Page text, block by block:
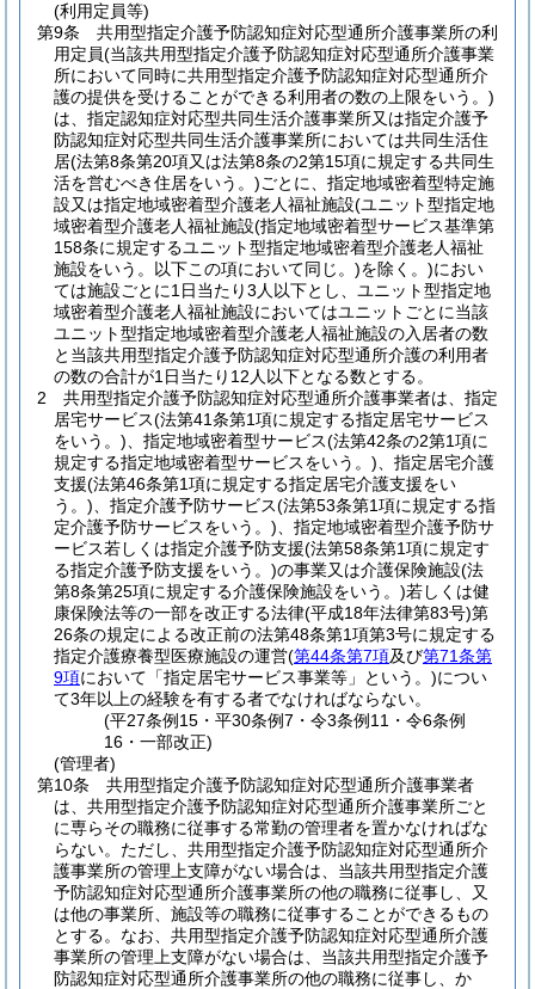
(利用定員等)
第9条
共用型指定介護予防認知症対応型通所介護事業所の利
用定員(当該共用型指定介護予防認知症対応型通所介護事業
所において同時に共用型指定介護予防認知症対応型通所介
護の提供を受けることができる利用者の数の上限をいう。)
は、指定認知症対応型共同生活介護事業所又は指定介護予
防認知症対応型共同生活介護事業所においては共同生活住
居(法第8条第20項又は法第8条の2第15項に規定する共同生
活を営むべき住居をいう。)ごとに、指定地域密着型特定施
設又は指定地域密着型介護老人福祉施設(ユニット型指定地
域密着型介護老人福祉施設(指定地域密着型サービス基準第
158条に規定するユニット型指定地域密着型介護老人福祉
施設をいう。以下この項において同じ。)を除く。)におい
ては施設ごとに1日当たり3人以下とし、ユニット型指定地
域密着型介護老人福祉施設においてはユニットごとに当該
ユニット型指定地域密着型介護老人福祉施設の入居者の数
と当該共用型指定介護予防認知症対応型通所介護の利用者
の数の合計が1日当たり12人以下となる数とする。
2
共用型指定介護予防認知症対応型通所介護事業者は、指定
居宅サービス(法第41条第1項に規定する指定居宅サービス
をいう。) 、指定地域密着型サービス(法第42条の2第1項に
規定する指定地域密着型サービスをいう。) 、指定居宅介護
支援(法第46条第1項に規定する指定居宅介護支援をい
う。) 、指定介護予防サービス(法第53条第1項に規定する指
定介護予防サービスをいう。) 、指定地域密着型介護予防サ
ービス若しくは指定介護予防支援(法第58条第1項に規定す
る指定介護予防支援をいう。)の事業又は介護保険施設(法
第8条第25項に規定する介護保険施設をいう。)若しくは健
康保険法等の一部を改正する法律(平成18年法律第83号)第
26条の規定による改正前の法第48条第1項第3号に規定する
指定介護療養型医療施設の運営(第44条第7項及び第71条第
9項において「指定居宅サービス事業等」という。)につい
て3年以上の経験を有する者でなければならない。
(平27条例15・平30条例7・令3条例11・令6条例
16・一部改正)
(管理者)
第10条
共用型指定介護予防認知症対応型通所介護事業者
は、共用型指定介護予防認知症対応型通所介護事業所ごと
に専らその職務に従事する常勤の管理者を置かなければな
らない。 ただし、共用型指定介護予防認知症対応型通所介
護事業所の管理上支障がない場合は、当該共用型指定介護
予防認知症対応型通所介護事業所の他の職務に従事し、又
は他の事業所、施設等の職務に従事することができるもの
とする。 なお、共用型指定介護予防認知症対応型通所介護
事業所の管理上支障がない場合は、当該共用型指定介護予
防認知症対応型通所介護事業所の他の職務に従事し、か